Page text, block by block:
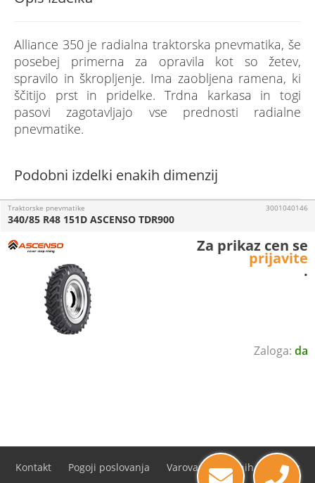
Alliance 350 je radialna traktorska pnevmatika, še
posebej primerna za opravila kot so žetev,
spravilo in škropljenje. Ima zaobljena ramena, ki
ščitijo prst in pridelke. Trdna karkasa in togi
pasovi zagotavljajo vse prednosti radialne
pnevmatike.
Podobni izdelki enakih dimenzij
da
Traktorske pnevmatike
340/85 R48 151D ASCENSO TDR900
3001040146
Za prikaz cen se
prijavite
.
Kontakt Pogoji poslovanja Varovanje osebnih podatkov